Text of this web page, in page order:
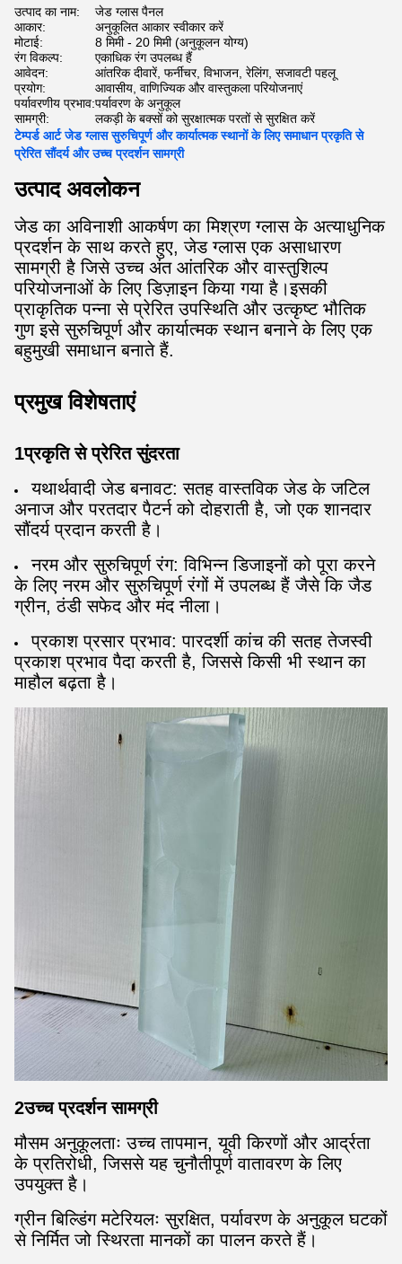
उत्पाद का नाम:
जेड ग्लास पैनल
आकार:
अनुकूलित आकार स्वीकार करें
मोटाई:
8 मिमी - 20 मिमी (अनुकूलन योग्य)
रंग विकल्प:
एकाधिक रंग उपलब्ध हैं
आवेदन:
आंतरिक दीवारें, फर्नीचर, विभाजन, रेलिंग, सजावटी पहलू
प्रयोग:
आवासीय, वाणिज्यिक और वास्तुकला परियोजनाएं
पर्यावरणीय प्रभाव:पर्यावरण के अनुकूल
सामग्री:
लकड़ी के बक्सों को सुरक्षात्मक परतों से सुरक्षित करें
टेम्पर्ड आर्ट जेड ग्लास सुरुचिपूर्ण और कार्यात्मक स्थानों के लिए समाधान प्रकृति से
प्रेरित सौंदर्य और उच्च प्रदर्शन सामग्री
उत्पाद अवलोकन
जेड का अविनाशी आकर्षण का मिश्रण ग्लास के अत्याधुनिक
प्रदर्शन के साथ करते हुए, जेड ग्लास एक असाधारण
सामग्री है जिसे उच्च अंत आंतरिक और वास्तुशिल्प
परियोजनाओं के लिए डिज़ाइन किया गया है।इसकी
प्राकृतिक पन्ना से प्रेरित उपस्थिति और उत्कृष्ट भौतिक
गुण इसे सुरुचिपूर्ण और कार्यात्मक स्थान बनाने के लिए एक
बहुमुखी समाधान बनाते हैं.
प्रमुख विशेषताएं
1प्रकृति से प्रेरित सुंदरता
यथार्थवादी जेड बनावट: सतह वास्तविक जेड के जटिल
अनाज और परतदार पैटर्न को दोहराती है, जो एक शानदार
सौंदर्य प्रदान करती है।
नरम और सुरुचिपूर्ण रंग: विभिन्न डिजाइनों को पूरा करने
के लिए नरम और सुरुचिपूर्ण रंगों में उपलब्ध हैं जैसे कि जैड
ग्रीन, ठंडी सफेद और मंद नीला।
प्रकाश प्रसार प्रभाव: पारदर्शी कांच की सतह तेजस्वी
प्रकाश प्रभाव पैदा करती है, जिससे किसी भी स्थान का
माहौल बढ़ता है।
2उच्च प्रदर्शन सामग्री
मौसम अनुकूलताः उच्च तापमान, यूवी किरणों और आर्द्रता
के प्रतिरोधी, जिससे यह चुनौतीपूर्ण वातावरण के लिए
उपयुक्त है।
ग्रीन बिल्डिंग मटेरियलः सुरक्षित, पर्यावरण के अनुकूल घटकों
से निर्मित जो स्थिरता मानकों का पालन करते हैं।